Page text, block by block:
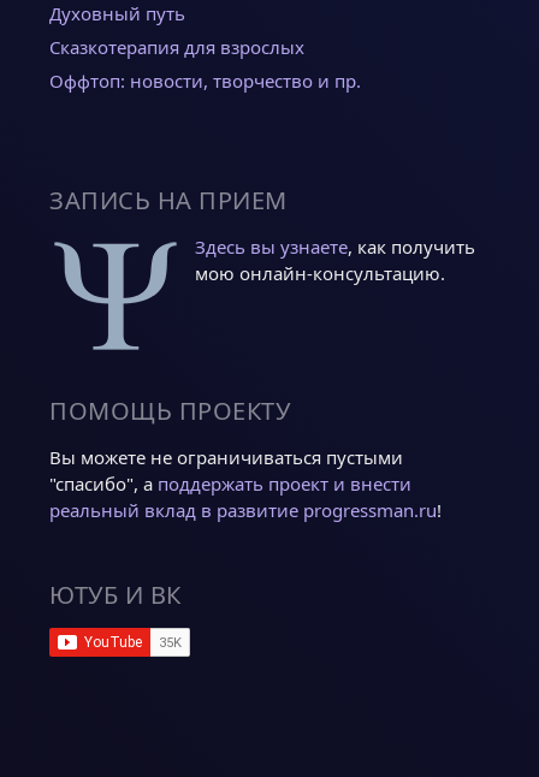
Духовный путь
Сказкотерапия для взрослых
Оффтоп: новости, творчество и пр.
ЗАПИСЬ НА ПРИЕМ
Здесь вы узнаете, как получить
мою онлайн-консультацию.
ПОМОЩЬ ПРОЕКТУ
Вы можете не ограничиваться пустыми
"спасибо", а поддержать проект и внести
реальный вклад в развитие progressman.ru!
ЮТУБ И ВК